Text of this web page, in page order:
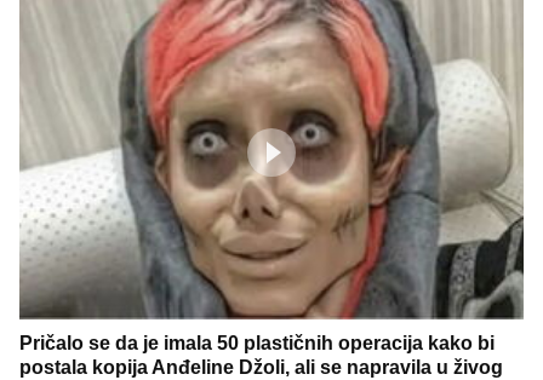
Pričalo se da je imala 50 plastičnih operacija kako bi
postala kopija Anđeline Džoli, ali se napravila u živog